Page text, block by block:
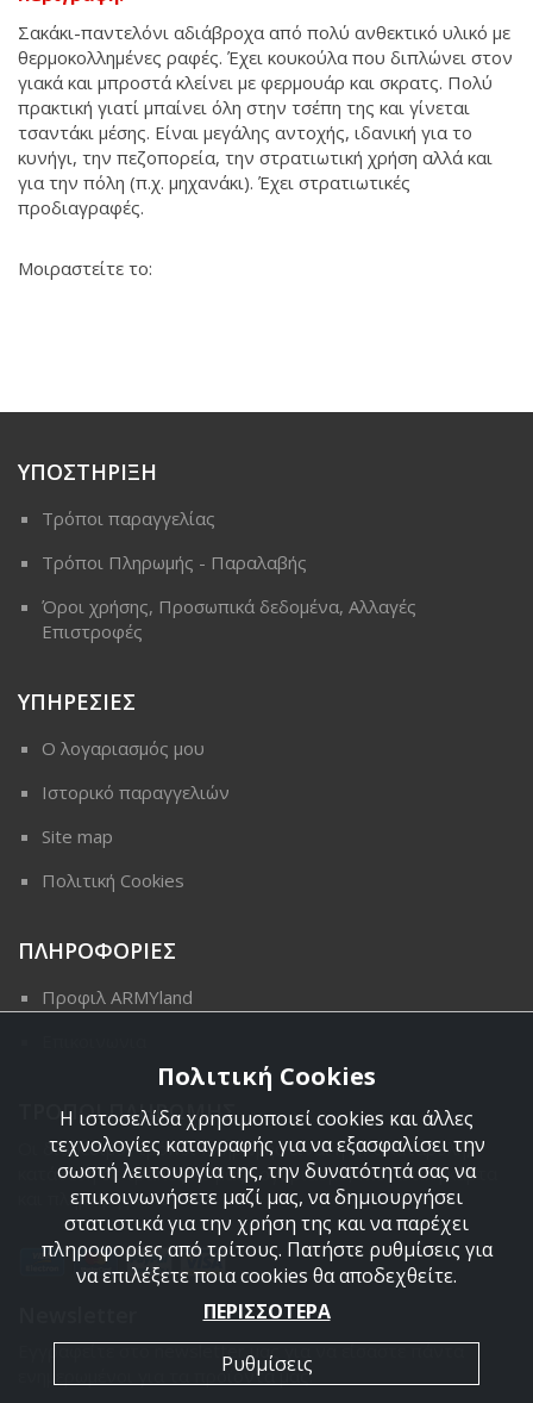
Σακάκι-παντελόνι αδιάβροχα από πολύ ανθεκτικό υλικό με
θερμοκολλημένες ραφές. Έχει κουκούλα που διπλώνει στον
γιακά και μπροστά κλείνει με φερμουάρ και σκρατς. Πολύ
πρακτική γιατί μπαίνει όλη στην τσέπη της και γίνεται
τσαντάκι μέσης. Είναι μεγάλης αντοχής, ιδανική για το
κυνήγι, την πεζοπορεία, την στρατιωτική χρήση αλλά και
για την πόλη (π.χ. μηχανάκι). Έχει στρατιωτικές
προδιαγραφές.
Μοιραστείτε το:
ΥΠΟΣΤΗΡΙΞΗ
Τρόποι παραγγελίας
Τρόποι Πληρωμής - Παραλαβής
Όροι χρήσης, Προσωπικά δεδομένα, Αλλαγές
Επιστροφές
ΥΠΗΡΕΣΙΕΣ
Ο λογαριασμός μου
Ιστορικό παραγγελιών
Site map
Πολιτική Cookies
ΠΛΗΡΟΦΟΡΙΕΣ
Προφιλ ARMYland
ΤΡΟΠΟΙ ΠΛΗΡΩΜΗΣ
Οι διαθέσιμοι τρόποι πληρωμής είναι η Αντικαταβολή,
κατάθεση σε τραπεζικό μας λογαριασμό, πιστωτική κάρτα
και πληρωμή με PayPal.
Εγγραφείτε στο newsletter μας για να είσαστε πάντα
ενημερωμένοι για τα προϊόντα μας.
Πολιτική Cookies
Η ιστοσελίδα χρησιμοποιεί cookies και άλλες
τεχνολογίες καταγραφής για να εξασφαλίσει την
σωστή λειτουργία της, την δυνατότητά σας να
επικοινωνήσετε μαζί μας, να δημιουργήσει
στατιστικά για την χρήση της και να παρέχει
πληροφορίες από τρίτους. Πατήστε ρυθμίσεις για
να επιλέξετε ποια cookies θα αποδεχθείτε.
ΠΕΡΙΣΣΟΤΕΡΑ
Ρυθμίσεις